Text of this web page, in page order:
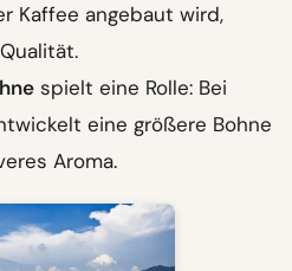
Kaffee angebaut wird,
spielt eine Rolle: Bei
eine größere Bohne
Aroma.